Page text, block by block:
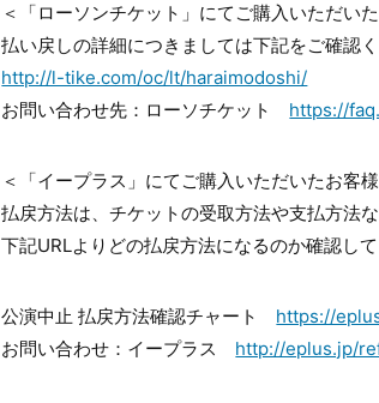
＜「ローソンチケット」にてご購入いただい
払い戻しの詳細につきましては下記をご確認く
http://l-tike.com/oc/lt/haraimodoshi/
お問い合わせ先：ローソチケット https://
＜「イープラス」にてご購入いただいたお客様
払戻方法は、チケットの受取方法や支払方法
下記URLよりどの払戻方法になるのか確認して
公演中止 払戻方法確認チャート https://
お問い合わせ：イープラス http://eplus.jp/